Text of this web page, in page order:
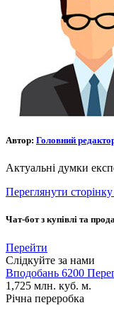
Автор: Головний
Актуальні думки
Переглянути сторінку
Чат-бот з купівлі та
Перейти
Слідкуйте за нами
Вподобань 6200
1,725 млн. куб. м.
Річна переробка